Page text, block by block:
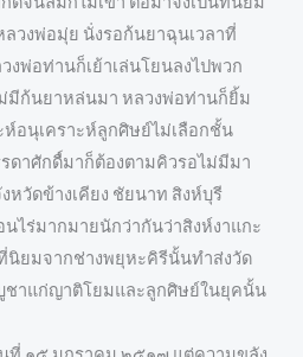
วงพ่อมุ่ย นั่งรอก้นยาฉุนเวลาที่
งพ่อท่านก็เย้าเล่นโยนลงไปพวก
มีก้นยาหล่นมา หลวงพ่อท่านก็ยิ้ม
อนุเคราะห์ลูกศิษย์ไม่เลือกชั้น
ดาศักดื์มาก็ต้องตามคิวรอไม่มีมา
หวัดข้างเคียง ชัยนาท สิงห์บุรี
ไร่มากมายนักว่ากันว่าสิงห์งาแกะ
นิยมจากช่างพยุหะคิรีนั้นทำส่งวัด
ชาแก่ญาติโยมและลูกศิษย์ในยุคนั้น